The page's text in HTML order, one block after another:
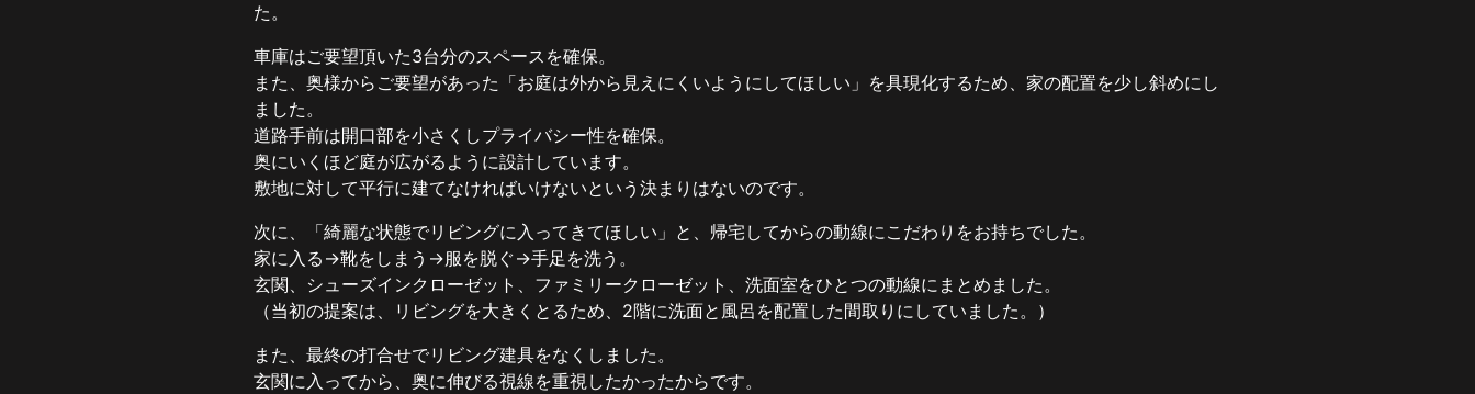
た。
車庫はご要望頂いた3台分のスペースを確保。
また、奥様からご要望があった「お庭は外から見えにくいようにしてほしい」を具現化するため、家の配置を少し斜めにし
ました。
道路手前は開口部を小さくしプライバシー性を確保。
奥にいくほど庭が広がるように設計しています。
敷地に対して平行に建てなければいけないという決まりはないのです。
次に、「綺麗な状態でリビングに入ってきてほしい」と、帰宅してからの動線にこだわりをお持ちでした。
家に入る→靴をしまう→服を脱ぐ→手足を洗う。
玄関、シューズインクローゼット、ファミリークローゼット、洗面室をひとつの動線にまとめました。
（当初の提案は、リビングを大きくとるため、2階に洗面と風呂を配置した間取りにしていました。）
また、最終の打合せでリビング建具をなくしました。
玄関に入ってから、奥に伸びる視線を重視したかったからです。